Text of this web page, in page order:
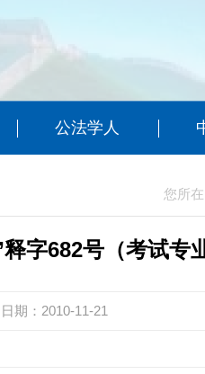
公法学人
您所
字682号（考试专
日期：2010-11-21